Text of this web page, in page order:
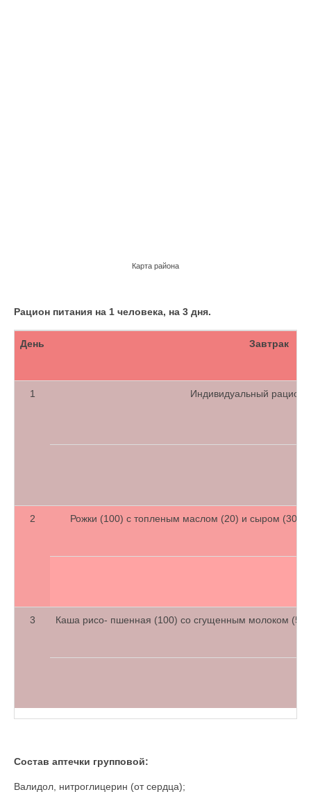
Карта района
Рацион питания на 1 человека, на 3 дня.
День Завтрак
1 Индивидуальный рацион
2 Рожки (100) с топленым маслом (20) и сыром (30),
3 Каша рисо- пшенная (100) со сгущенным молоком
Состав аптечки групповой:
Валидол, нитроглицерин (от сердца);